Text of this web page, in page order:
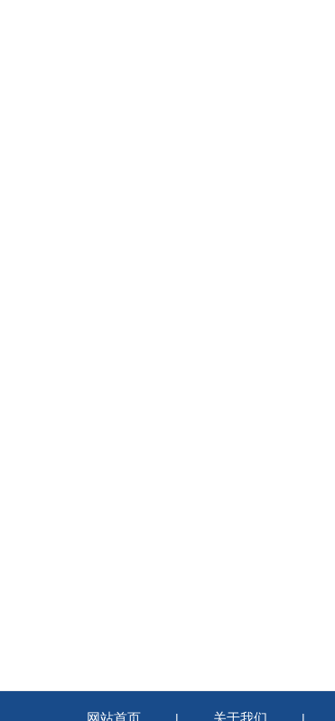
网站首页 关于我们